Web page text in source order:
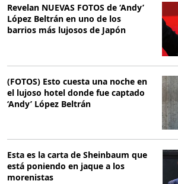
Revelan NUEVAS FOTOS de ‘Andy’
López Beltrán en uno de los
barrios más lujosos de Japón
(FOTOS) Esto cuesta una noche en
el lujoso hotel donde fue captado
‘Andy’ López Beltrán
Esta es la carta de Sheinbaum que
está poniendo en jaque a los
morenistas